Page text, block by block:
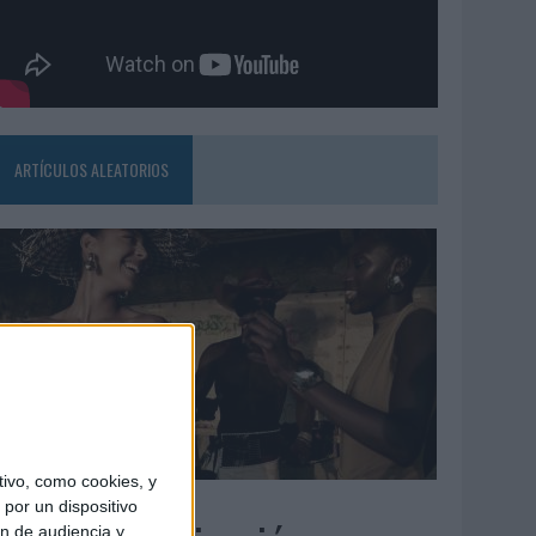
como cookies, y
un dispositivo
de audiencia y
ARTÍCULOS ALEATORIOS